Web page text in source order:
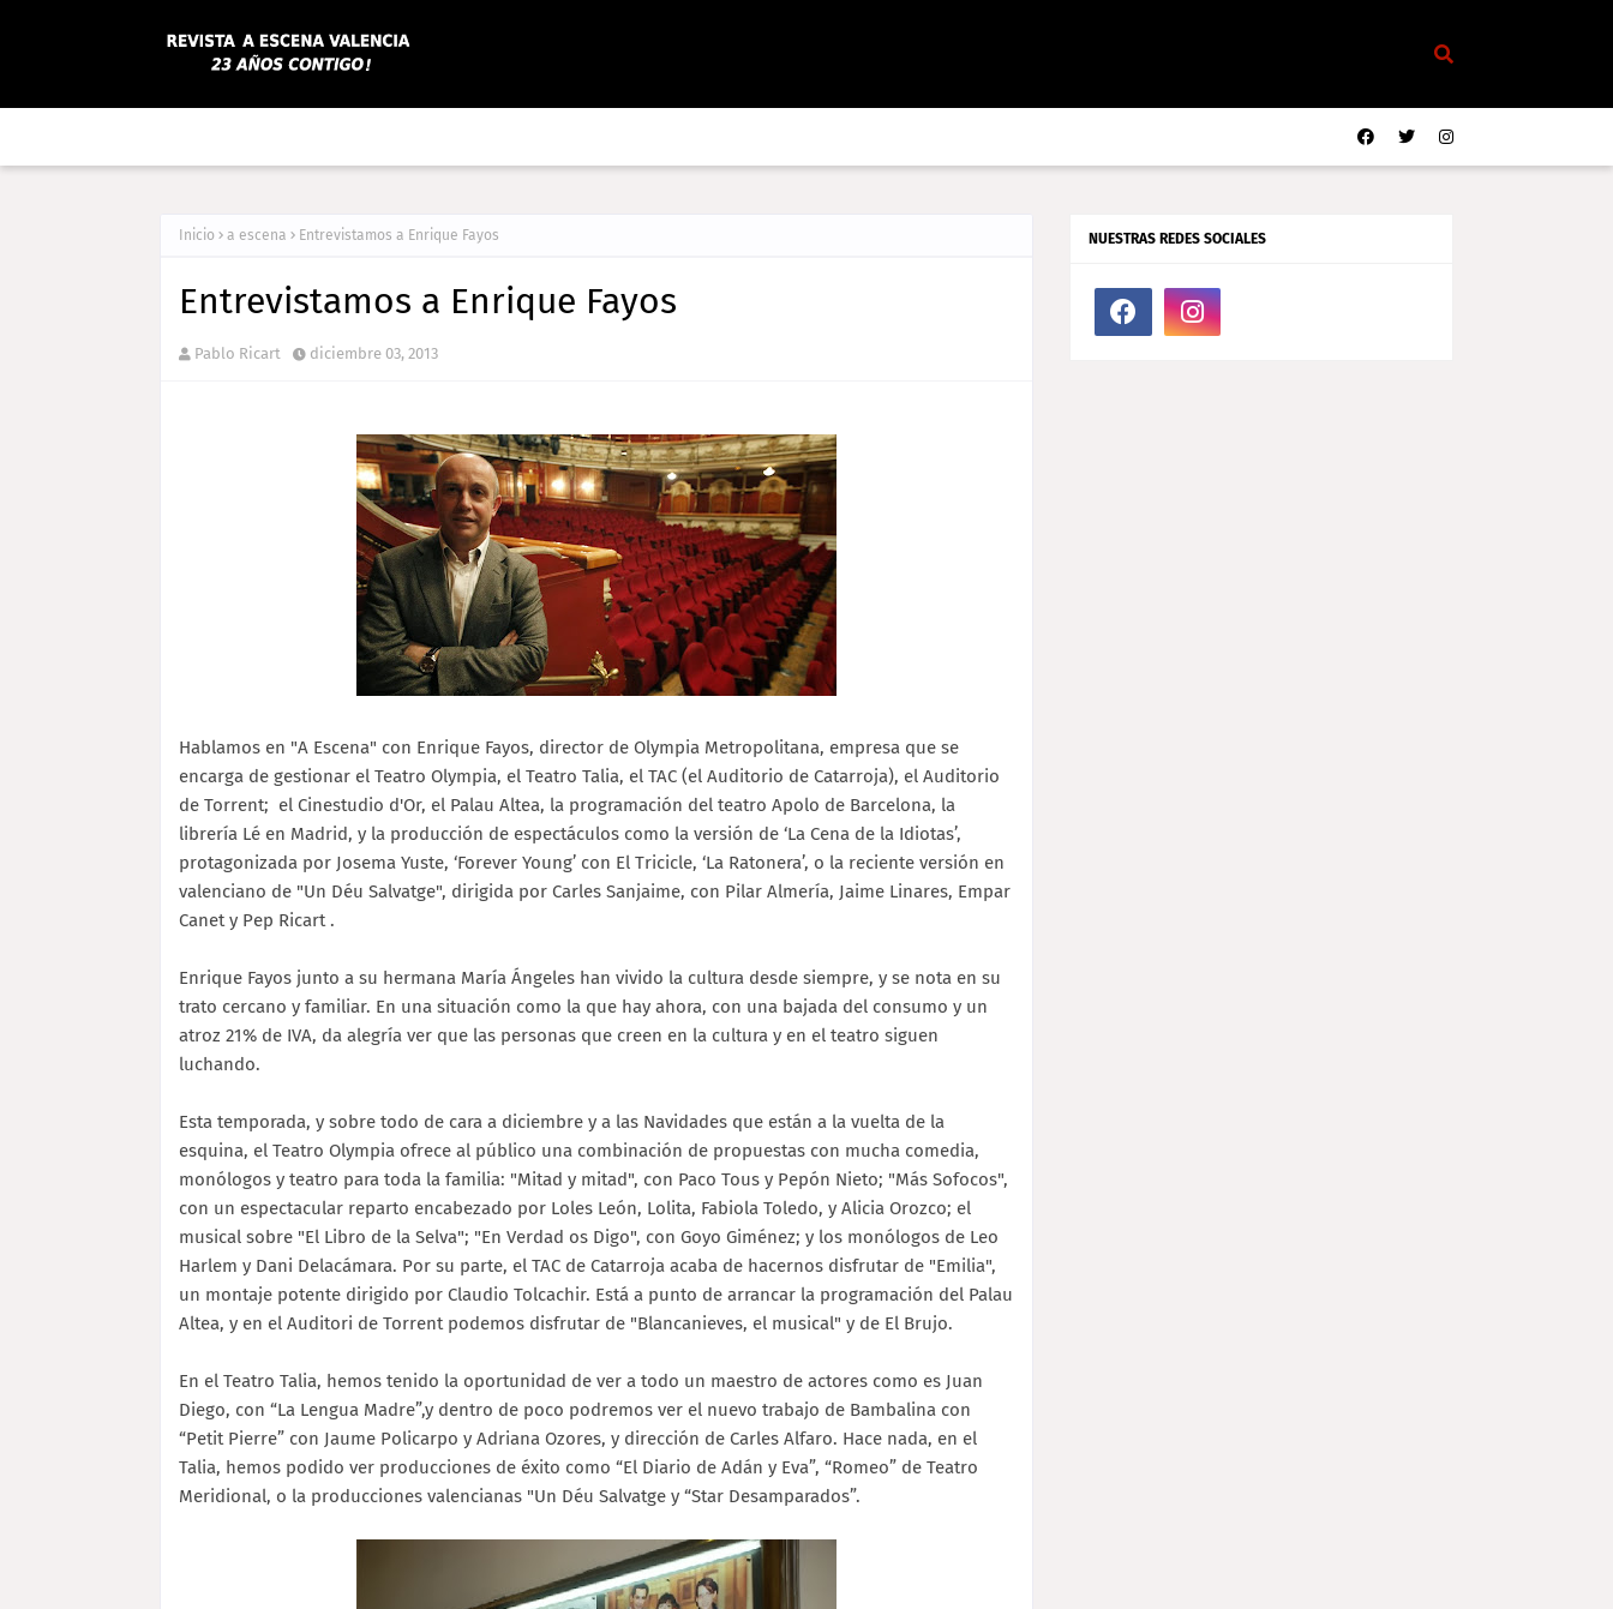
Inicio a escena Entrevistamos a Enrique Fayos
Entrevistamos a Enrique Fayos
Pablo Ricart diciembre 03, 2013
Hablamos en "A Escena" con Enrique Fayos, director de Olympia Metropolitana, empresa que se
encarga de gestionar el Teatro Olympia, el Teatro Talia, el TAC (el Auditorio de Catarroja), el Auditorio
de Torrent; el Cinestudio d'Or, el Palau Altea, la programación del teatro Apolo de Barcelona, la
librería Lé en Madrid, y la producción de espectáculos como la versión de ‘La Cena de la Idiotas’,
protagonizada por Josema Yuste, ‘Forever Young’ con El Tricicle, ‘La Ratonera’, o la reciente versión en
valenciano de "Un Déu Salvatge", dirigida por Carles Sanjaime, con Pilar Almería, Jaime Linares, Empar
Canet y Pep Ricart .
Enrique Fayos junto a su hermana María Ángeles han vivido la cultura desde siempre, y se nota en su
trato cercano y familiar. En una situación como la que hay ahora, con una bajada del consumo y un
atroz 21% de IVA, da alegría ver que las personas que creen en la cultura y en el teatro siguen
luchando.
Esta temporada, y sobre todo de cara a diciembre y a las Navidades que están a la vuelta de la
esquina, el Teatro Olympia ofrece al público una combinación de propuestas con mucha comedia,
monólogos y teatro para toda la familia: "Mitad y mitad", con Paco Tous y Pepón Nieto; "Más Sofocos",
con un espectacular reparto encabezado por Loles León, Lolita, Fabiola Toledo, y Alicia Orozco; el
musical sobre "El Libro de la Selva"; "En Verdad os Digo", con Goyo Giménez; y los monólogos de Leo
Harlem y Dani Delacámara. Por su parte, el TAC de Catarroja acaba de hacernos disfrutar de "Emilia",
un montaje potente dirigido por Claudio Tolcachir. Está a punto de arrancar la programación del Palau
Altea, y en el Auditori de Torrent podemos disfrutar de "Blancanieves, el musical" y de El Brujo.
En el Teatro Talia, hemos tenido la oportunidad de ver a todo un maestro de actores como es Juan
Diego, con “La Lengua Madre”,y dentro de poco podremos ver el nuevo trabajo de Bambalina con
“Petit Pierre” con Jaume Policarpo y Adriana Ozores, y dirección de Carles Alfaro. Hace nada, en el
Talia, hemos podido ver producciones de éxito como “El Diario de Adán y Eva”, “Romeo” de Teatro
Meridional, o la producciones valencianas "Un Déu Salvatge y “Star Desamparados”.
NUESTRAS REDES SOCIALES